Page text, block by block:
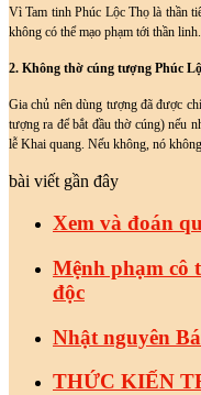
Vì Tam tinh Phúc Lộc Thọ là thần
không có thể mạo phạm tới thần linh.
2. Không thờ cúng tượng Phúc
Gia chủ nên dùng tượng đã được
tượng ra để bắt đầu thờ cúng) nếu
lễ Khai quang. Nếu không, nó
bài viết gần đây
Xem và đoán
Mệnh phạm cô
độc
Nhật nguyên
THỨC KIẾN